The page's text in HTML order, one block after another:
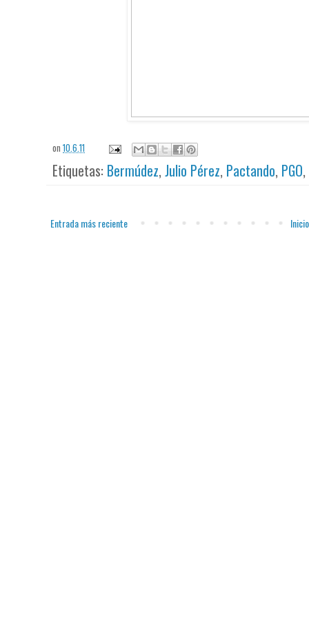
on10.6.11
Etiquetas: Bermúdez,Julio Pérez, Pactando, PGO,
Entrada más reciente Inicio